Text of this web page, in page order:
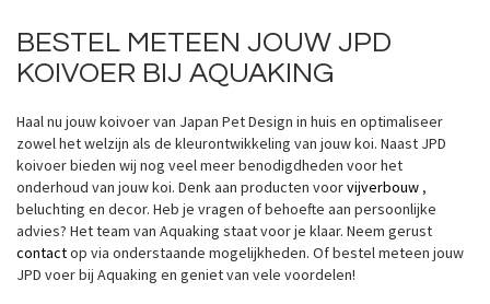
BESTEL METEEN JOUW JPD
KOIVOER BIJ AQUAKING
Haal nu jouw koivoer van Japan Pet Design in huis en optimaliseer
zowel het welzijn als de kleurontwikkeling van jouw koi. Naast JPD
koivoer bieden wij nog veel meer benodigdheden voor het
onderhoud van jouw koi. Denk aan producten voorvijverbouw ,
beluchting en decor. Heb je vragen of behoefte aan persoonlijke
advies? Het team van Aquaking staat voor je klaar. Neem gerust
contactop via onderstaande mogelijkheden. Of bestel meteen jouw
JPD voer bij Aquaking en geniet van vele voordelen!